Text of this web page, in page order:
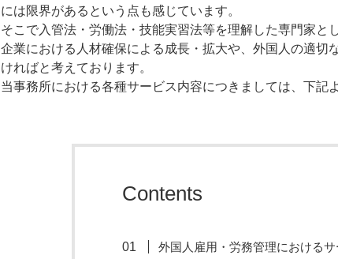
には限界があるという点も感じています。
そこで入管法・労働法・技能実習法等を理解した専門家と
企業における人材確保による成長・拡大や、外国人の適
ければと考えております。
当事務所における各種サービス内容につきましては、下記
Contents
外国人雇用・労務管理における